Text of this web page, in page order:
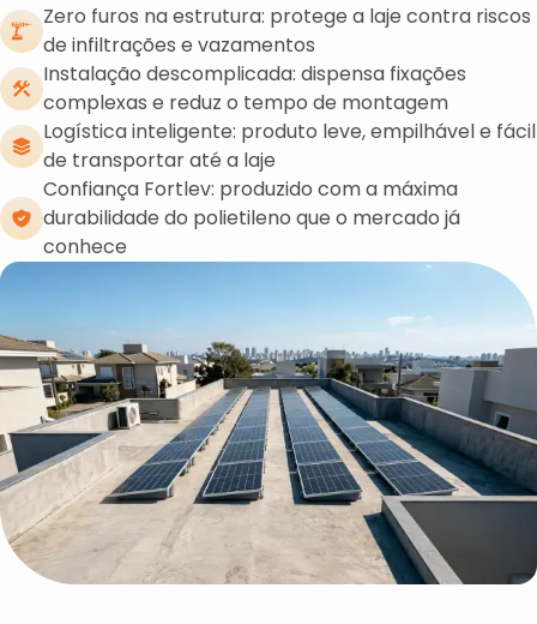
Zero furos na estrutura: protege a laje contra riscos
de infiltrações e vazamentos
Instalação descomplicada: dispensa fixações
complexas e reduz o tempo de montagem
Logística inteligente: produto leve, empilhável e fácil
de transportar até a laje
Confiança Fortlev: produzido com a máxima
durabilidade do polietileno que o mercado já
conhece